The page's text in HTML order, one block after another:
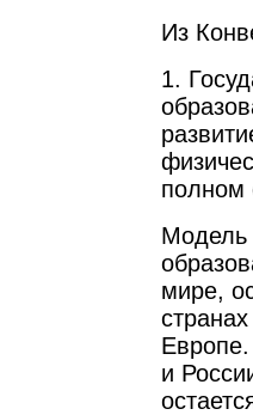
Из
1.
полном
Модель
мире,
и